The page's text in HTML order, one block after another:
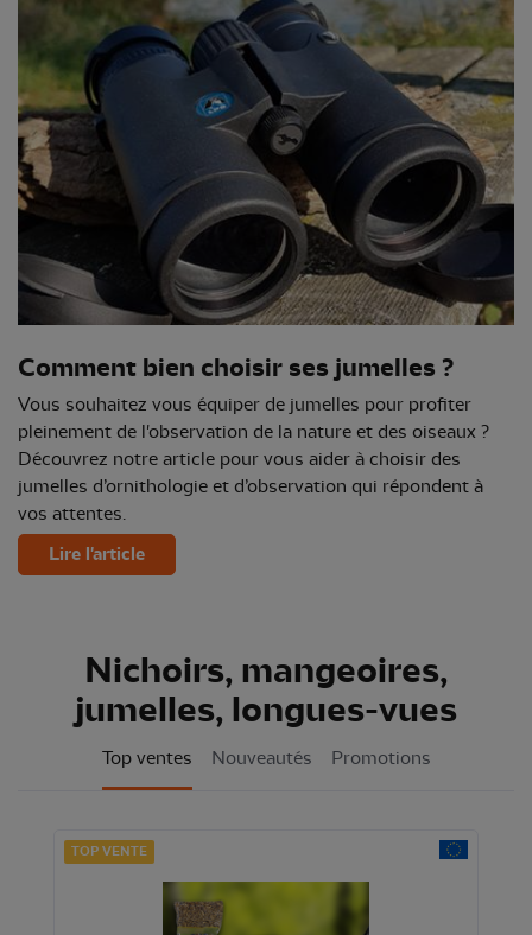
Comment bien choisir ses jumelles ?
Vous souhaitez vous équiper de jumelles pour profiter
pleinement de l'observation de la nature et des oiseaux ?
Découvrez notre article pour vous aider à choisir des
jumelles d’ornithologie et d’observation qui répondent à
vos attentes.
Lire l'article
Nichoirs, mangeoires,
jumelles, longues-vues
Top ventes Nouveautés Promotions
TOP VENTE